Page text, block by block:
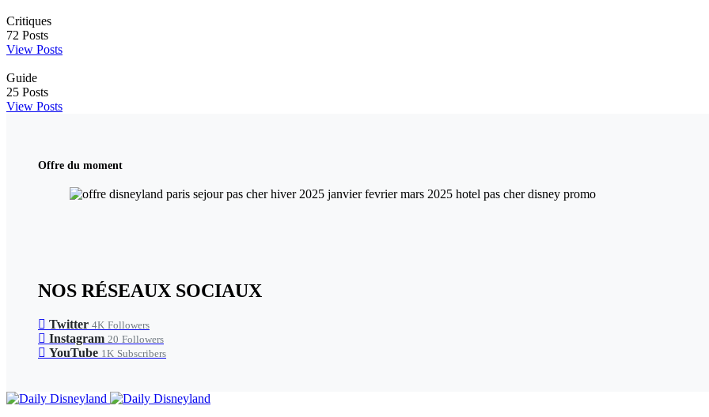
Critiques
72 Posts
View Posts
Guide
25 Posts
View Posts
Offre du moment
NOS RÉSEAUX SOCIAUX
Twitter 4K Followers
Instagram 20 Followers
YouTube 1K Subscribers